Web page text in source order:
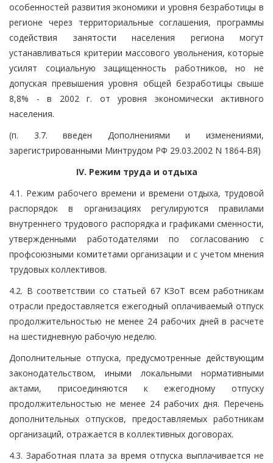
особенностей развития экономики и уровня безработицы в
регионе через территориальные соглашения, программы
содействия занятости населения региона могут
устанавливаться критерии массового увольнения, которые
усилят социальную защищенность работников, но не
допуская превышения уровня общей безработицы свыше
8,8% - в 2002 г. от уровня экономически активного
населения.
(п. 3.7. введен Дополнениями и изменениями,
зарегистрированными Минтрудом РФ 29.03.2002 N 1864-ВЯ)
IV. Режим труда и отдыха
4.1. Режим рабочего времени и времени отдыха, трудовой
распорядок в организациях регулируются правилами
внутреннего трудового распорядка и графиками сменности,
утвержденными работодателями по согласованию с
профсоюзными комитетами организации и с учетом мнения
трудовых коллективов.
4.2. В соответствии со статьей 67 КЗоТ всем работникам
отрасли предоставляется ежегодный оплачиваемый отпуск
продолжительностью не менее 24 рабочих дней в расчете
на шестидневную рабочую неделю.
Дополнительные отпуска, предусмотренные действующим
законодательством, иными локальными нормативными
актами, присоединяются к ежегодному отпуску
продолжительностью не менее 24 рабочих дня. Перечень
дополнительных отпусков, предоставляемых работникам
организаций, отражается в коллективных договорах.
4.3. Заработная плата за время отпуска выплачивается не